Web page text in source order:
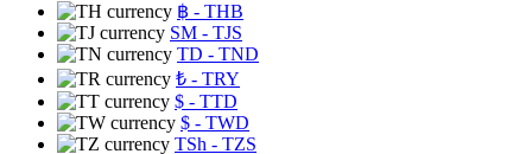
฿ - THB
ЅМ - TJS
TD - TND
₺ - TRY
$ - TTD
$ - TWD
TSh - TZS